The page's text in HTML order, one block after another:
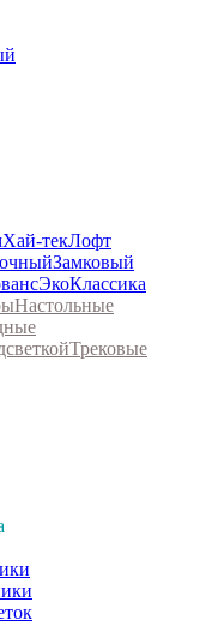
Хай-текЛофт
Замковый
ЭкоКлассика
Настольные
Трековые